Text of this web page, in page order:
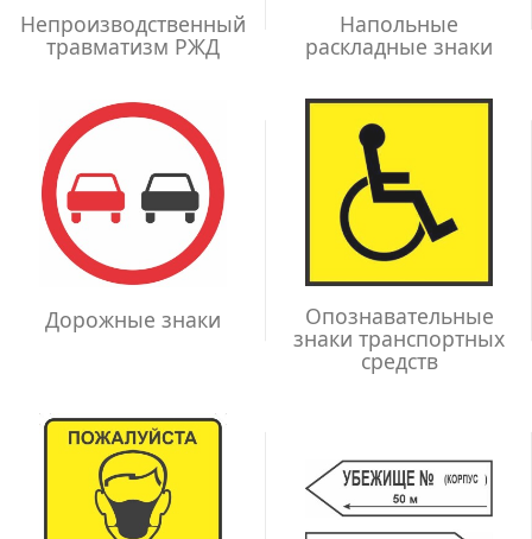
Непроизводственный
травматизм РЖД
Напольные
раскладные знаки
Дорожные знаки Опознавательные
знаки транспортных
средств